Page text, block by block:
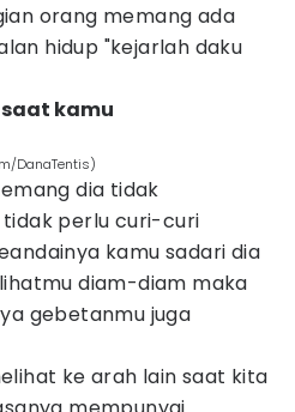
orang memang ada
hidup "kejarlah daku
kamu
DanaTentis)
dia tidak
tidak perlu curi-curi
kamu sadari dia
diam-diam maka
gebetanmu juga
ke arah lain saat kita